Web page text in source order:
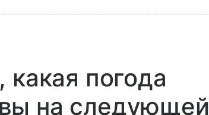
какая погода
на следующей